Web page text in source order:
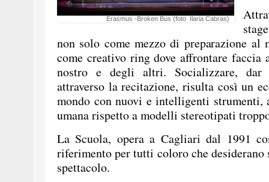
Erasmus -Broken Bus (foto Ilaria Cabras)
non solo come mezzo di preparazione al
come creativo ring dove affrontare
nostro e degli altri. Socializzare, dar
attraverso la recitazione, risulta così un
mondo con nuovi e intelligenti strumenti,
umana rispetto a modelli stereotipati
La Scuola, opera a Cagliari dal 1991
riferimento per tutti coloro che
spettacolo.